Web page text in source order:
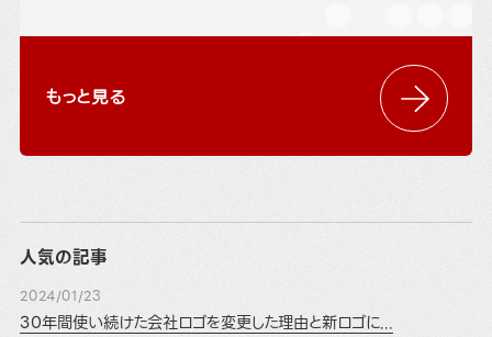
もっと見る
人気の記事
2024/01/23
30年間使い続けた会社ロゴを変更した理由と新ロゴに...